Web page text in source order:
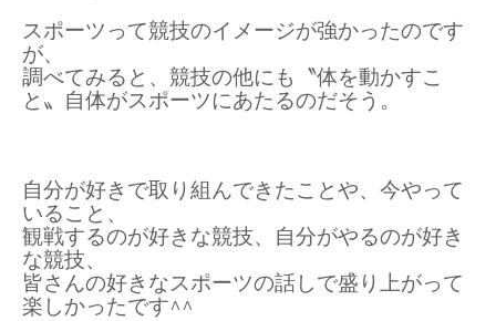
スポーツって競技のイメージが強かったのです
が、
調べてみると、競技の他にも〝体を動かすこ
と〟自体がスポーツにあたるのだそう。
自分が好きで取り組んできたことや、今やって
いること、
観戦するのが好きな競技、自分がやるのが好き
な競技、
皆さんの好きなスポーツの話しで盛り上がって
楽しかったです^^